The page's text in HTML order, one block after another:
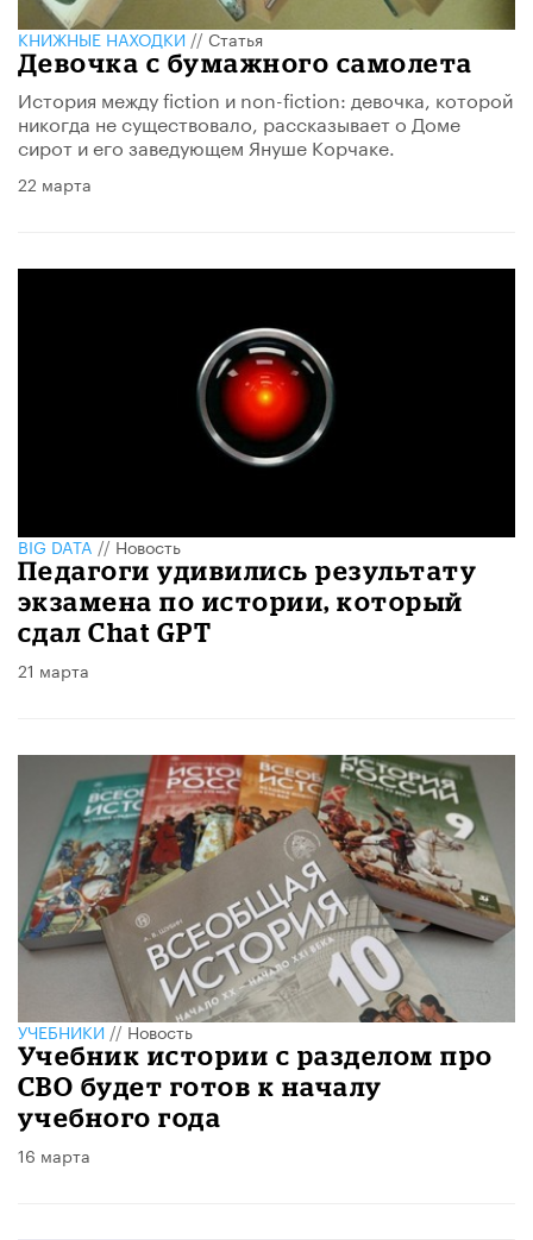
КНИЖНЫЕ НАХОДКИ//Статья
Девочка с бумажного самолета
История между fiction и non-fiction: девочка, которой
никогда не существовало, рассказывает о Доме
сирот и его заведующем Януше Корчаке.
22 марта
BIG DATA//Новость
Педагоги удивились результату
экзамена по истории, который
сдал Chat GPT
21 марта
УЧЕБНИКИ//Новость
Учебник истории с разделом про
СВО будет готов к началу
учебного года
16 марта